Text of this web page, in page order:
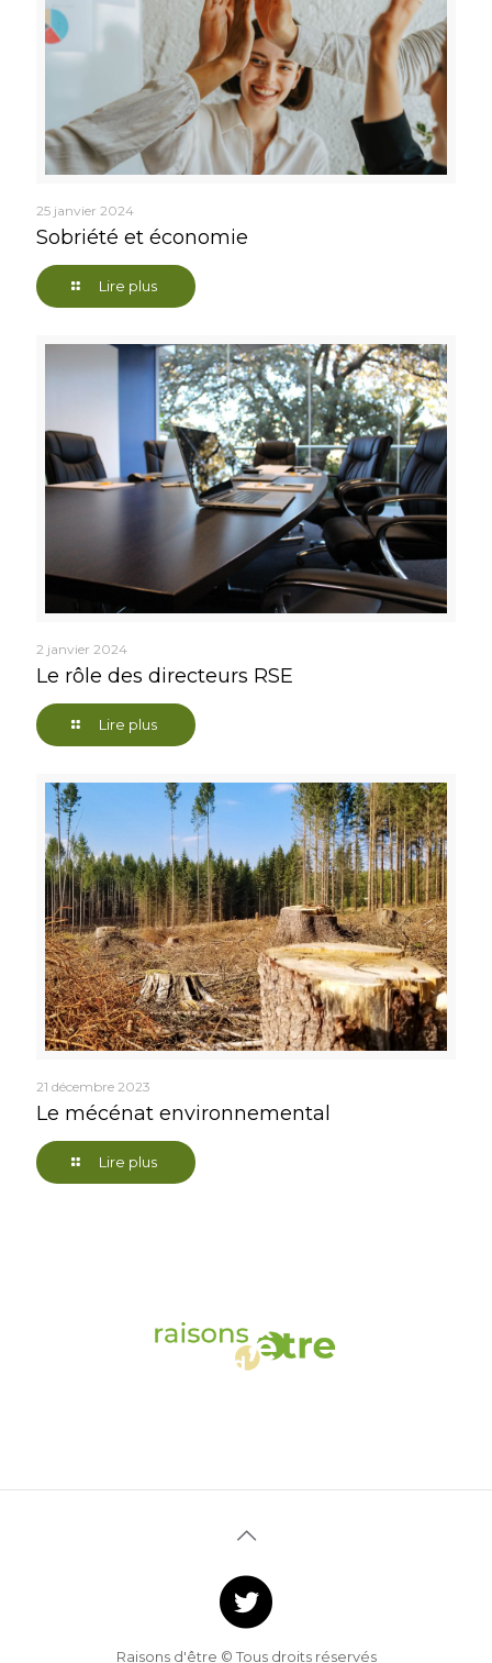
25 janvier 2024
Sobriété et économie
Lire plus
2 janvier 2024
Le rôle des directeurs RSE
Lire plus
21 décembre 2023
Le mécénat environnemental
Lire plus
Raisons d'être © Tous droits réservés